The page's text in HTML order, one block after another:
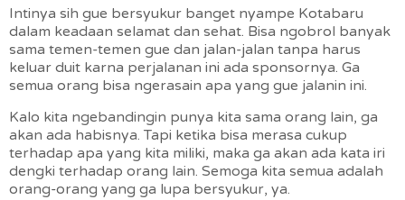
Intinya sih gue bersyukur banget nyampe Kotabaru
dalam keadaan selamat dan sehat. Bisa ngobrol banyak
sama temen-temen gue dan jalan-jalan tanpa harus
keluar duit karna perjalanan ini ada sponsornya. Ga
semua orang bisa ngerasain apa yang gue jalanin ini.
Kalo kita ngebandingin punya kita sama orang lain, ga
akan ada habisnya. Tapi ketika bisa merasa cukup
terhadap apa yang kita miliki, maka ga akan ada kata iri
dengki terhadap orang lain. Semoga kita semua adalah
orang-orang yang ga lupa bersyukur, ya.